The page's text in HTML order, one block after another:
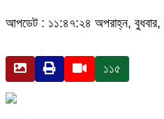
আপডেট : ১১:৪৭:২৪ অপরাহ্ন,
১১৫